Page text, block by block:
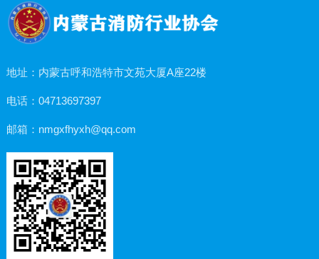
地址：内蒙古呼和浩特市文苑大厦A座22楼
电话：04713697397
邮箱：nmgxfhyxh@qq.com